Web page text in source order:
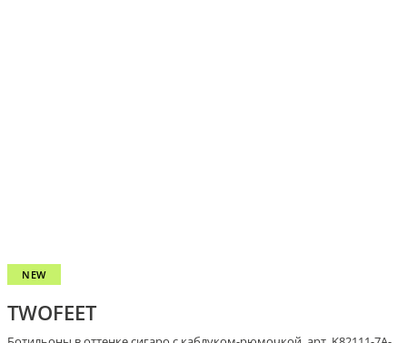
NEW
TWOFEET